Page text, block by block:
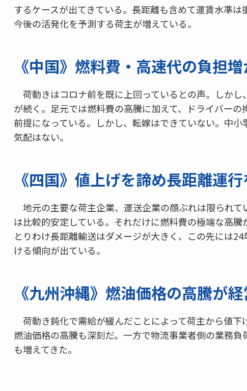
するケースが出てきている。長距離も含めて運賃水準
今後の活発化を予測する荷主が増えている。
《中国》燃料費・高速代の負担
荷動きはコロナ前を既に上回っているとの声。しかし
が続く。足元では燃料費の高騰に加えて、ドライバー
前提になっている。しかし、転嫁はできていない。中
気配はない。
《四国》値上げを諦め長距離運
地元の主要な荷主企業、運送企業の顔ぶれは限られ
は比較的安定している。それだけに燃料費の極端な高騰
とりわけ長距離輸送はダメージが大きく、この先には
ける傾向が出ている。
《九州沖縄》燃油価格の高騰が
荷動き鈍化で需給が緩んだことによって荷主から値下
燃油価格の高騰も深刻だ。一方で物流事業者側の業務
も増えてきた。